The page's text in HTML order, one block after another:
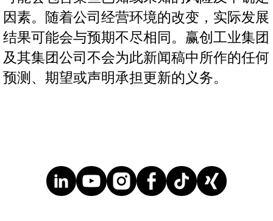
因素。随着公司经营环境的改变，实际发展
结果可能会与预期不尽相同。赢创工业集团
及其集团公司不会为此新闻稿中所作的任何
预测、期望或声明承担更新的义务。